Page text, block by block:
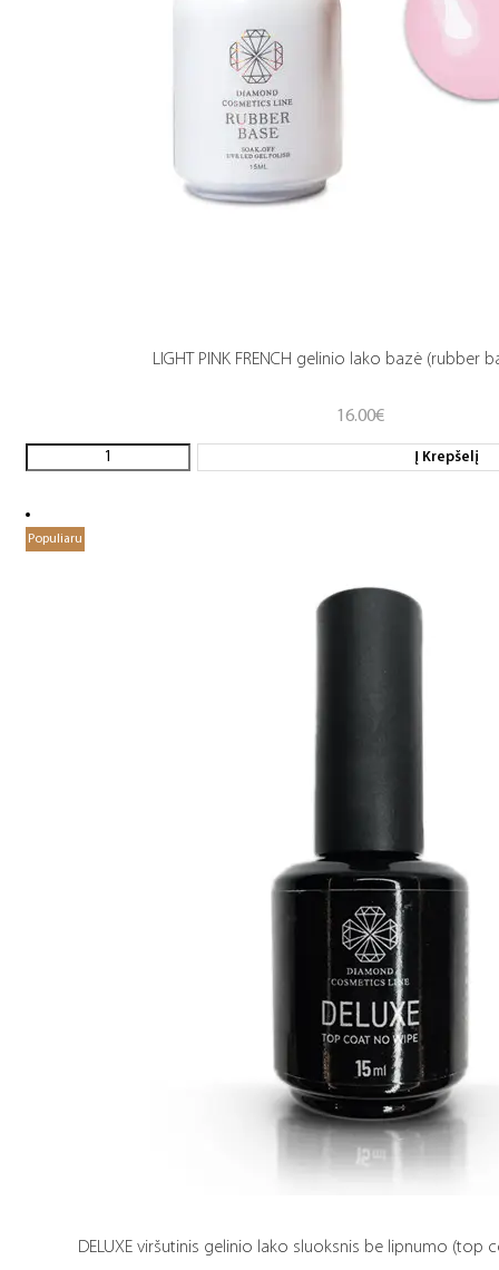
LIGHT PINK FRENCH gelinio lako bazė (rubber
16.00€
Į Krepšelį
Populiaru
DELUXE viršutinis gelinio lako sluoksnis be lipnumo (top